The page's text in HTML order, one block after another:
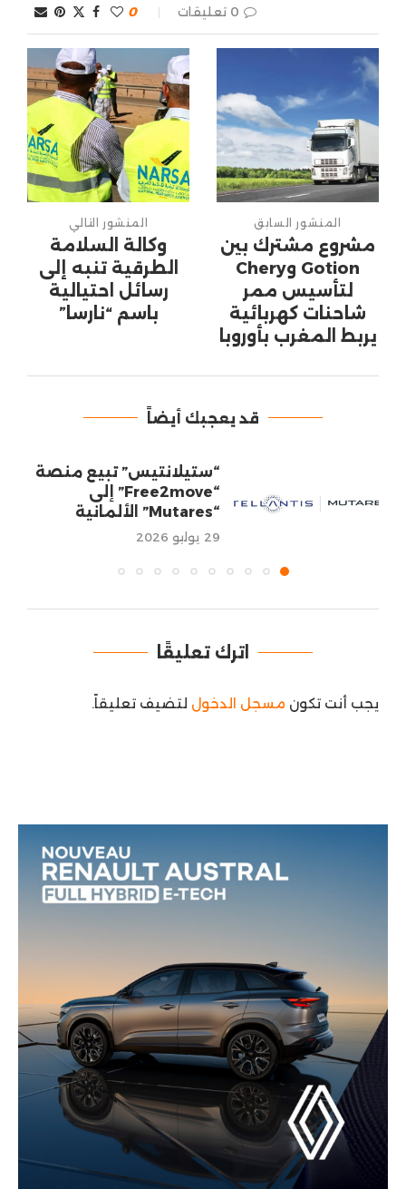
0 تعليقات 0
المنشور السابق
مشروع مشترك بين
Gotion وChery
لتأسيس ممر
شاحنات كهربائية
يربط المغرب بأوروبا
المنشور التالي
وكالة السلامة
الطرقية تنبه إلى
رسائل احتيالية
باسم “نارسا”
قد يعجبك أيضاً
“ستيلانتيس” تبيع منصة
“Free2move” إلى
“Mutares” الألمانية
29 يوليو 2026
اترك تعليقًا
يجب أنت تكون مسجل الدخول لتضيف تعليقاً.